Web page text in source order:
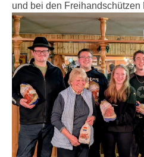
und bei den Freihandschützen